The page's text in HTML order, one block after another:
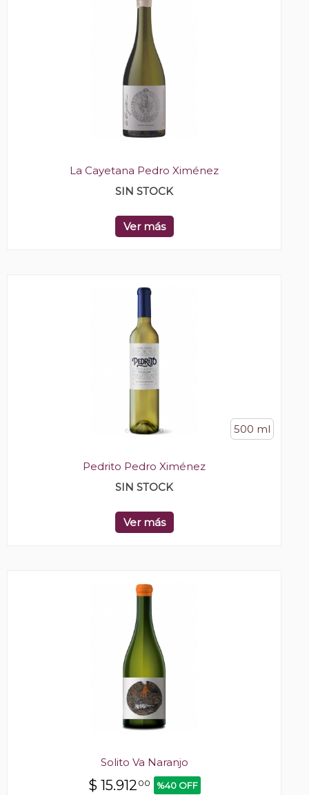
La Cayetana Pedro Ximénez
SIN STOCK
Ver más
500 ml
Pedrito Pedro Ximénez
SIN STOCK
Ver más
Solito Va Naranjo
$ 15.912 00 %40 OFF